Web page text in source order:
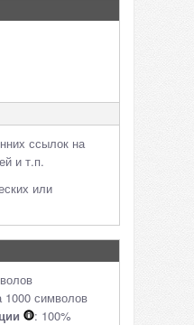
ссылок на
и т.п.
или
1000 символов
: 100%